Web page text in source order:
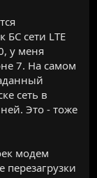
БС сети LTE
у меня
7. На самом
сеть в
Это - тоже
модем
перезагрузки